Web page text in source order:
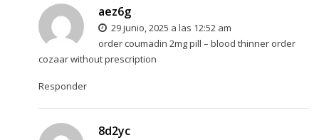
aez6g
29 junio, 2025 a las 12:52 am
order coumadin 2mg pill – blood thinnerorder
cozaar without prescription
Responder
8d2yc